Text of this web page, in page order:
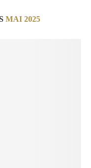
MAI 2025